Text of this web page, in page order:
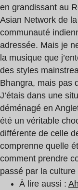
en grandissant au
Asian Network de
communauté
adressée. Mais je
la musique que
des styles
Bhangra, mais pas
J’étais dans une
déménagé en
été un véritable
différente de celle
comprenne quelle
comment prendre
passé par la culture
À lire aussi :